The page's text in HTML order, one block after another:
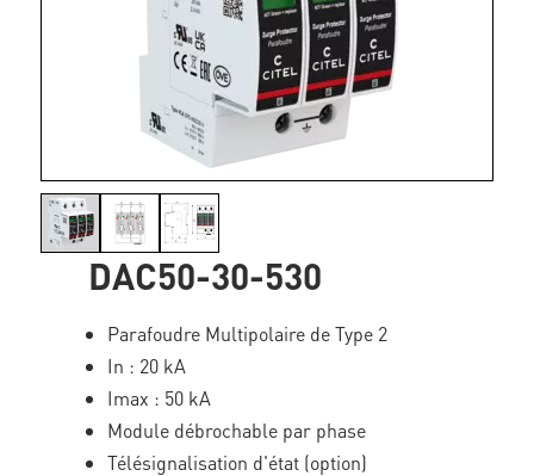
DAC50-30-530
Parafoudre Multipolaire de Type 2
In : 20 kA
Imax : 50 kA
Module débrochable par phase
Télésignalisation d'état (option)